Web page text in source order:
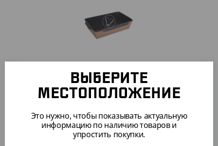
Салатник Eco OpSalad 800 мл. Черный, DoEco без
крышки (+крышка 3301713)
УП (50) КОР (400)
ВЫБЕРИТЕ
МЕСТОПОЛОЖЕНИЕ
Это нужно, чтобы показывать актуальную
информацию по наличию товаров и
упростить покупки.